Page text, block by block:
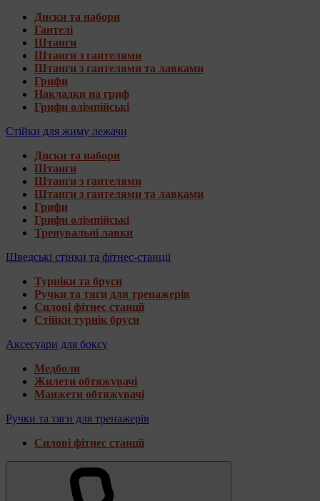
Диски та набори
Гантелі
Штанги
Штанги з гантелями
Штанги з гантелями та лавками
Грифи
Накладки на гриф
Грифи олімпійські
Стійки для жиму лежачи
Диски та набори
Штанги
Штанги з гантелями
Штанги з гантелями та лавками
Грифи
Грифи олімпійські
Тренувальні лавки
Шведські стінки та фітнес-станції
Турніки та бруси
Ручки та тяги для тренажерів
Силові фітнес станції
Стійки турнік бруси
Аксесуари для боксу
Медболи
Жилети обтяжувачі
Манжети обтяжувачі
Ручки та тяги для тренажерів
Силові фітнес станції